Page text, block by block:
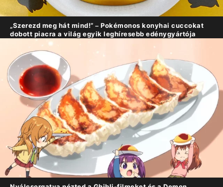
„Szerezd meg hát mind!” – Pokémonos konyhai cuccokat
dobott piacra a világ egyik leghíresebb edénygyártója